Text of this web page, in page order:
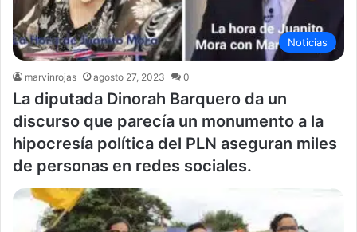
Noticias
marvinrojas agosto 27, 2023 0
La diputada Dinorah Barquero da un
discurso que parecía un monumento a la
hipocresía política del PLN aseguran miles
de personas en redes sociales.